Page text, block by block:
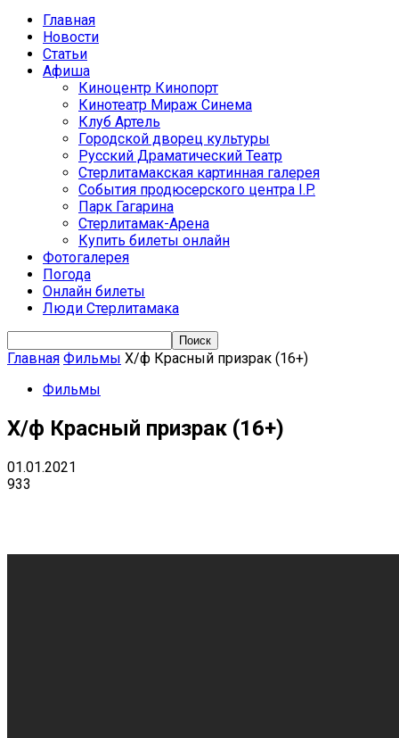
Главная
Новости
Статьи
Афиша
Киноцентр Кинопорт
Кинотеатр Мираж Синема
Клуб Артель
Городской дворец культуры
Русский Драматический Театр
Стерлитамакская картинная галерея
События продюсерского центра I.P.
Парк Гагарина
Стерлитамак-Арена
Купить билеты онлайн
Фотогалерея
Погода
Онлайн билеты
Люди Стерлитамака
Главная Фильмы Х/ф Красный призрак (16+)
Фильмы
Х/ф Красный призрак (16+)
01.01.2021
933